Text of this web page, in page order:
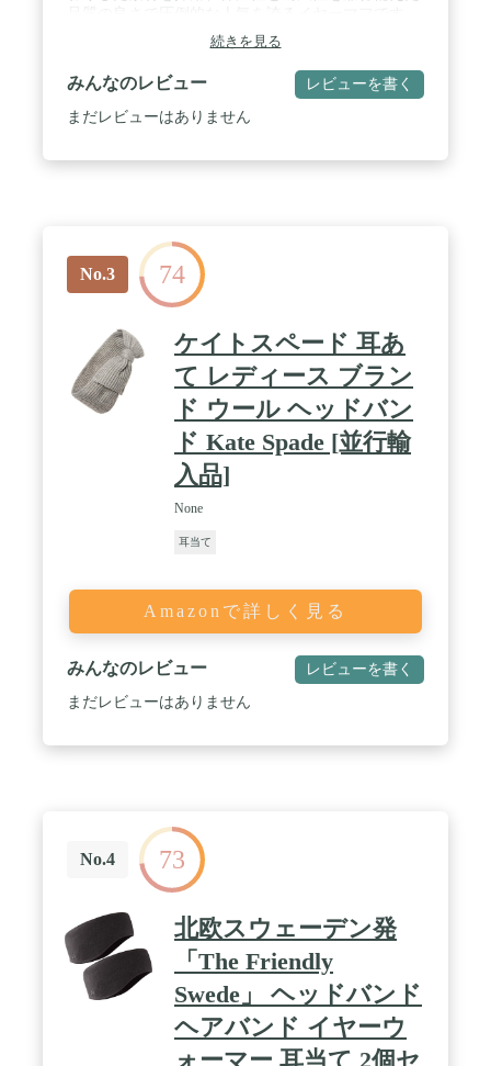
羊を連想させるふんわり丸みのある毛並素材、柔ら
かく耳を包み、しっかり保温してくれます。ソフト
な肌触りと抜群の保温性で心地よく温めてくれま
す。真冬、ゲレンデでも耳が凍える心配なし！ /
【サイズ調節可】イヤーウォーマーのマーム部分に
ず気軽にお使いいただけます。安定感があるのでズ
レ落ちにくく、スポーツ時にもオススメです！ /
【180度折畳式で収納便利】バックアームタイプの
イヤーマフで、ヘアースタイルを気にする心配無
し！シンプルですっきりしたルックス、コーデに馴
染むカラーで通勤通学にもぴったり。アーム部分は
程よい柔軟性のある素材。使用後に、耳に当たる左
右の部分を持ってくるっとねじるだけでコンパクト
になって、ポケットやバッグに入れて収納できま
す。両側を持ってひねるだけの簡単、時間も力もい
らない、外出時にとっても便利な折りたたみ式で
す！ / 【安全・安心】耳が塞がらず、つけたままで
音が聞こえます。フラッパー帽やヘッドホン型の耳
当てだと、つけたままでも周りの音が聞こえやすい
ドホン型だと緩かったり、長くつけてると頭も耳も
きれいなままです。フリースみたいな素材で毛抜け
もピリングもにくい。 / 【冬に大活躍】イヤーマフ
はやわらかな肌ざわりと暖かさがうれしい極上の裏
暖かそう、シンプルなデザインでスマートな印象で
す。通勤や通学はもちろん、屋外で長時間仕事をさ
れる方や、自転車・バイクを運転する時、雪かき、
の時などにもおすすめです。
続きを見る
みんなのレビュー レビューを書く
まだレビューはありません
No.3 74
ケイトスペード 耳あ
て レディース ブラン
ド ウール ヘッドバン
ド Kate Spade [並行輸
入品]
None
耳当て
Amazonで詳しく見る
みんなのレビュー レビューを書く
まだレビューはありません
No.4 73
北欧スウェーデン発
「The Friendly
Swede」 ヘッドバンド
ヘアバンド イヤーウ
ォーマー 耳当て 2個セ